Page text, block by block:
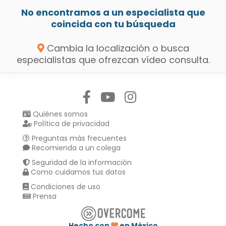
No encontramos a un especialista que
coincida con tu búsqueda
Cambia la localización o busca
especialistas que ofrezcan vídeo consulta.
Quiénes somos
Política de privacidad
Preguntas más frecuentes
Recomienda a un colega
Seguridad de la información
Como cuidamos tus datos
Condiciones de uso
Prensa